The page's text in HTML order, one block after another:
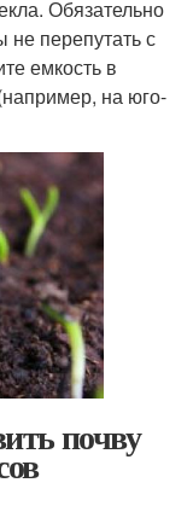
Обязательно
не перепутать с
емкость в
на юго-
почву